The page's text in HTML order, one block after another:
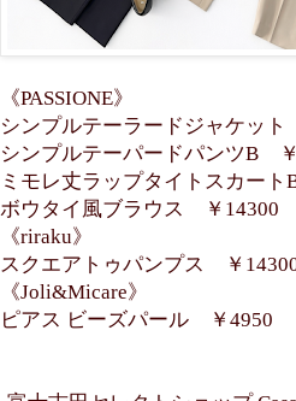
《PASSIONE》
シンプルテーラードジャケッ
シンプルテーパードパンツB
ミモレ丈ラップタイトスカー
ボウタイ風ブラウス ￥14300
《riraku》
スクエアトゥパンプス ￥
《Joli&Micare》
ピアス ビーズパール ￥4950